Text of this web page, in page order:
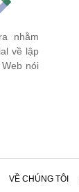
nhằm
về lập
nói
VỀ CHÚNG TÔI